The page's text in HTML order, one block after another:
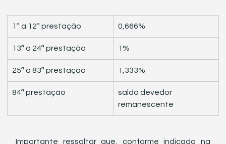
1ª a 12ª prestação 0,666%
13ª a 24ª prestação 1%
25ª a 83ª prestação 1,333%
84ª prestação
saldo devedor
remanescente
Importante ressaltar que, conforme indicado na